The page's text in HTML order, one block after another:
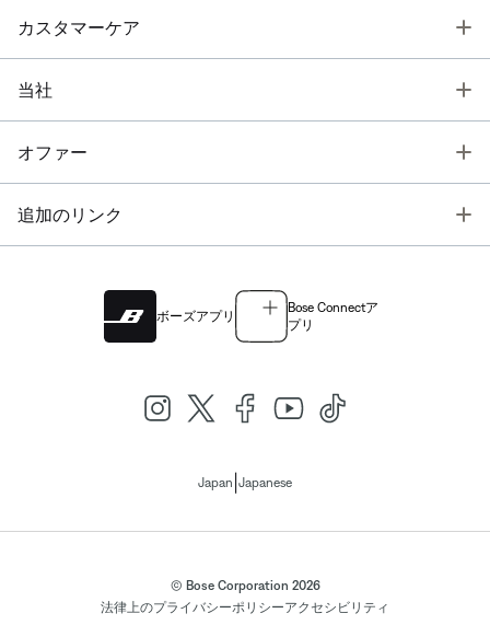
カスタマーケア
当社
オファー
追加のリンク
ボーズアプリ
Bose Connectア
プリ
Japan Japanese
© Bose Corporation 2026
法律上のプライバシーポリシーアクセシビリティ